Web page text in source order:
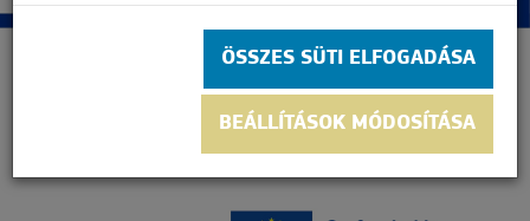
ÖSSZES SÜTI ELFOGADÁSA
BEÁLLÍTÁSOK MÓDOSÍTÁSA